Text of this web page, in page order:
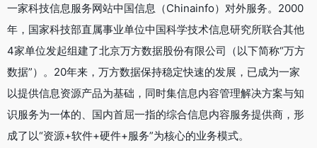
一家科技信息服务网站中国信息（Chinainfo）对外服务。2000
年，国家科技部直属事业单位中国科学技术信息研究所联合其他
4家单位发起组建了北京万方数据股份有限公司（以下简称“万方
数据”）。20年来，万方数据保持稳定快速的发展，已成为一家
以提供信息资源产品为基础，同时集信息内容管理解决方案与知
识服务为一体的、国内首屈一指的综合信息内容服务提供商，形
成了以“资源+软件+硬件+服务”为核心的业务模式。